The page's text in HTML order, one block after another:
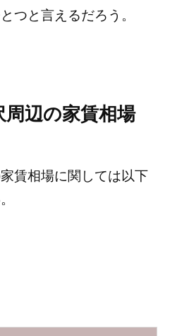
つと言えるだろう。
辺の家賃相場
賃相場に関しては以下